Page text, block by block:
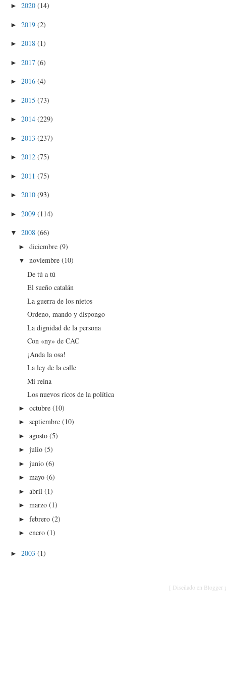
► 2020 (14)
► 2019 (2)
► 2018 (1)
► 2017 (6)
► 2016 (4)
► 2015 (73)
► 2014 (229)
► 2013 (237)
► 2012 (75)
► 2011 (75)
► 2010 (93)
► 2009 (114)
▼ 2008 (66)
►diciembre(9)
▼noviembre(10)
De tú a tú
El sueño catalán
La guerra de los nietos
Ordeno, mando y dispongo
La dignidad de la persona
Con «ny» de CAC
¡Anda la osa!
La ley de la calle
Mi reina
Los nuevos ricos de la política
►octubre(10)
►septiembre(10)
►agosto(5)
►julio(5)
►junio(6)
►mayo(6)
►abril(1)
►marzo(1)
►febrero(2)
►enero(1)
► 2003 (1)
[ Diseñado en Blogger